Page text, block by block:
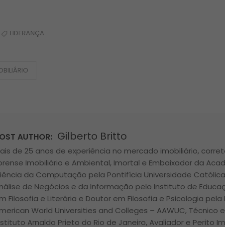
TAGSLIDERANÇA
AUTHOR: Gilberto Britto
de 25 anos de experiência no mercado imobiliário,
Imobiliário e Ambiental, Imortal e Embaixador da
da Computação pela Pontifícia Universidade
de Negócios e da Informação pelo Instituto de
Filosofia e Literária e Doutor em Filosofia e Psicologia pela
World Universities and Colleges – AAWUC, Técnico
Arnaldo Prieto do Rio de Janeiro, Avaliador e Perito